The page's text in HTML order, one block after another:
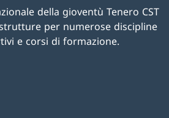
della gioventù Tenero CST
per numerose discipline
e corsi di formazione.